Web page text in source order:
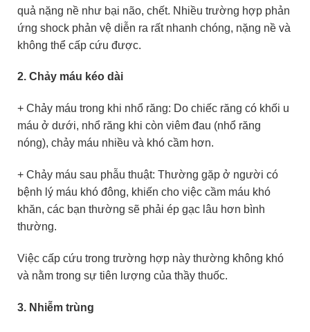
quả nặng nề như bại não, chết. Nhiều trường hợp phản
ứng shock phản vệ diễn ra rất nhanh chóng, nặng nề và
không thể cấp cứu được.
2. Chảy máu kéo dài
+ Chảy máu trong khi nhổ răng: Do chiếc răng có khối u
máu ở dưới, nhổ răng khi còn viêm đau (nhổ răng
nóng), chảy máu nhiều và khó cầm hơn.
+ Chảy máu sau phẫu thuật: Thường gặp ở người có
bệnh lý máu khó đông, khiến cho việc cầm máu khó
khăn, các bạn thường sẽ phải ép gạc lâu hơn bình
thường.
Việc cấp cứu trong trường hợp này thường không khó
và nằm trong sự tiên lượng của thầy thuốc.
3. Nhiễm trùng